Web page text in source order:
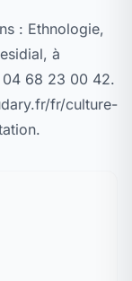
: Ethnologie,
à
04 68 23 00 42.
fr/culture-